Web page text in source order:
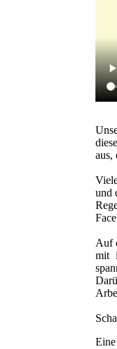
aus,
und
Auf
mit